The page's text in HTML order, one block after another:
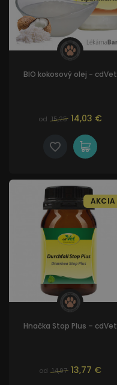
BIO kokosový olej - cdVet
od 15,25 14,03 €
Hnačka Stop Plus – cdVet
od 14,97 13,77 €
AKCIA